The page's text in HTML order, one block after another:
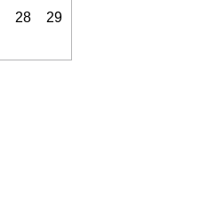
28
29